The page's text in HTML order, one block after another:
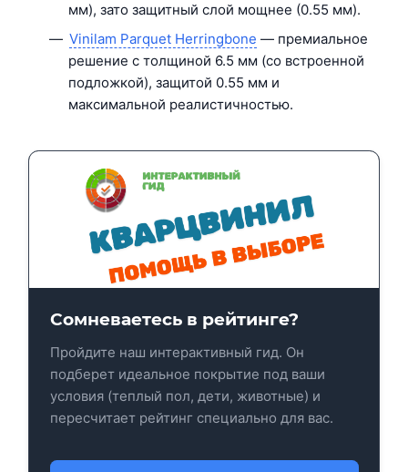
мм), зато защитный слой мощнее (0.55 мм).
Vinilam Parquet Herringbone — премиальное
решение с толщиной 6.5 мм (со встроенной
подложкой), защитой 0.55 мм и
максимальной реалистичностью.
Сомневаетесь в рейтинге?
Пройдите наш интерактивный гид. Он
подберет идеальное покрытие под ваши
условия (теплый пол, дети, животные) и
пересчитает рейтинг специально для вас.